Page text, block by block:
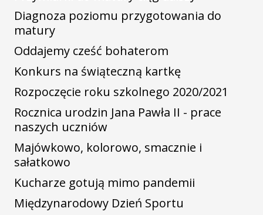
Diagnoza poziomu przygotowania do
matury
Oddajemy cześć bohaterom
Konkurs na świąteczną kartkę
Rozpoczęcie roku szkolnego 2020/2021
Rocznica urodzin Jana Pawła II - prace
naszych uczniów
Majówkowo, kolorowo, smacznie i
sałatkowo
Kucharze gotują mimo pandemii
Międzynarodowy Dzień Sportu